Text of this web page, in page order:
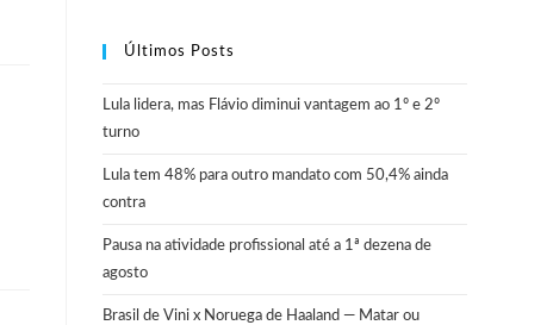
Últimos Posts
Lula lidera, mas Flávio diminui vantagem ao 1º e 2º
turno
Lula tem 48% para outro mandato com 50,4% ainda
contra
Pausa na atividade profissional até a 1ª dezena de
agosto
Brasil de Vini x Noruega de Haaland — Matar ou